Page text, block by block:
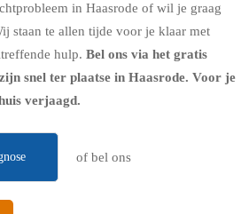
in Haasrode of wil je graag
staan te allen tijde voor je klaar met
hulp. Bel ons via het gratis
snel ter plaatse in Haasrode. Voor je
verjaagd.
of bel ons